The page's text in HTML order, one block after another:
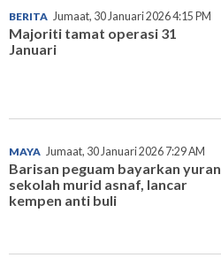
BERITA Jumaat, 30 Januari 2026 4:15 PM
Majoriti tamat operasi 31
Januari
MAYA Jumaat, 30 Januari 2026 7:29 AM
Barisan peguam bayarkan yuran
sekolah murid asnaf, lancar
kempen anti buli